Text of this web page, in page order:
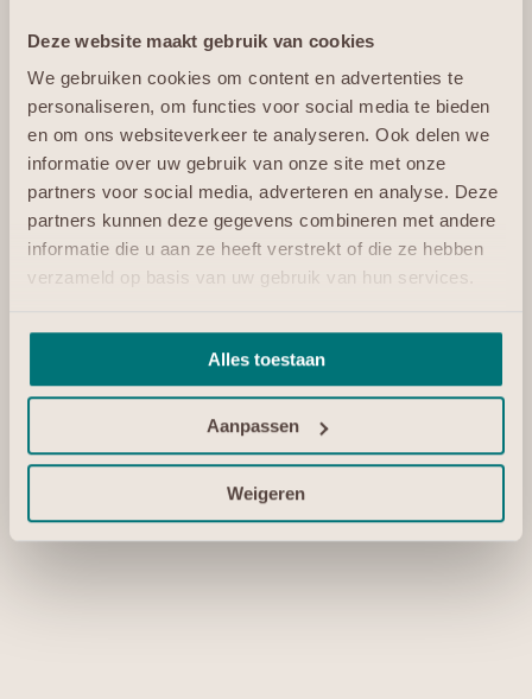
Deze website maakt gebruik van cookies
We gebruiken cookies om content en advertenties te
personaliseren, om functies voor social media te bieden
en om ons websiteverkeer te analyseren. Ook delen we
informatie over uw gebruik van onze site met onze
partners voor social media, adverteren en analyse. Deze
partners kunnen deze gegevens combineren met andere
informatie die u aan ze heeft verstrekt of die ze hebben
verzameld op basis van uw gebruik van hun services.
Alles toestaan
Aanpassen
Weigeren
voorop. EGP doet al bijna 15 jaar waar Europa nu
naartoe werkt en beschikt al even zo lang over wat nu
wordt aangemerkt als een soevereine cloud. Bestaande
uitgangspunten als data-integriteit en transparantie
zijn de basis van EGP. Zo weten onze business partners
en eindklanten altijd precies waar ze aan toe zijn.”
“Hou onze website in de gaten voor alle inspirerende
activiteiten die we in 2023 organiseren om het 15-jarige
bestaand van de soevereine cloud te vieren!”
Piet Honkoop, CTO en medeoprichter EGP
Voor meer informatie:
info@egp.cloud